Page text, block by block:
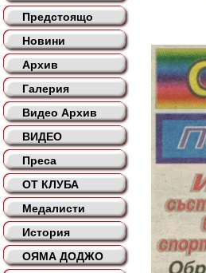
Предстоящо
Новини
Архив
Галерия
Видео Архив
ВИДЕО
Преса
ОТ КЛУБА
Медалисти
История
ОЯМА ДОДЖО